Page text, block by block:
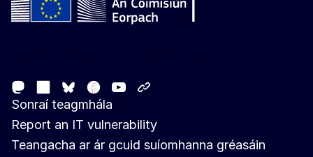
MastodonLinkedIn
Bluesky
Facebook
Youtube
Sonraí teagmhála
Report an IT vulnerability
Teangacha ar ár gcuid suíomhanna gréasáin